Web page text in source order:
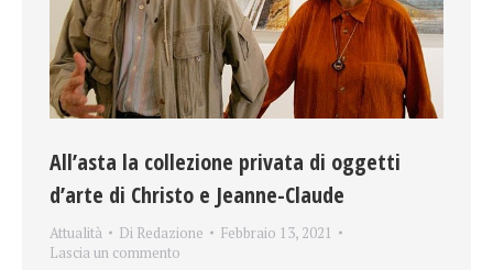
All’asta la collezione privata di oggetti
d’arte di Christo e Jeanne-Claude
Attualità Di Redazione
Febbraio 13, 2021
Lascia un commento